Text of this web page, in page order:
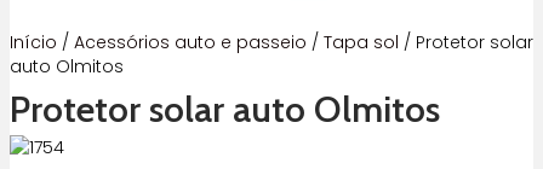
Início / Acessórios auto e passeio / Tapa sol / Protetor solar
auto Olmitos
Protetor solar auto Olmitos